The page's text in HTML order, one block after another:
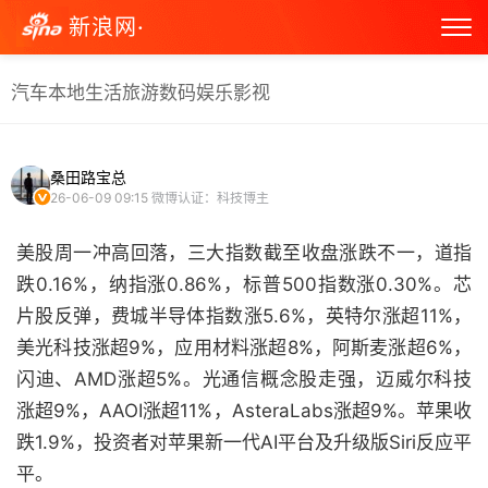
新浪网·
汽车本地生活旅游数码娱乐影视
桑田路宝总
26-06-09 09:15 微博认证：科技博主
美股周一冲高回落，三大指数截至收盘涨跌不一，道指
跌0.16%，纳指涨0.86%，标普500指数涨0.30%。芯
片股反弹，费城半导体指数涨5.6%，英特尔涨超11%，
美光科技涨超9%，应用材料涨超8%，阿斯麦涨超6%，
闪迪、AMD涨超5%。光通信概念股走强，迈威尔科技
涨超9%，AAOI涨超11%，AsteraLabs涨超9%。苹果收
跌1.9%，投资者对苹果新一代AI平台及升级版Siri反应平
平。